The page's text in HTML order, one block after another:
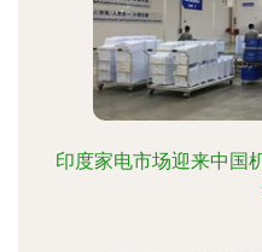
印度家电市场迎来中国